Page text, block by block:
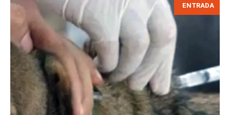
ENTRADA